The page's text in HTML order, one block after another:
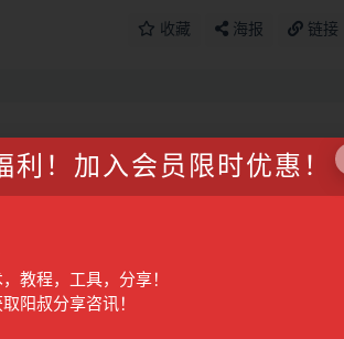
收藏 海报 链接
赔FU项目，死淘不黑号升级版，单号单次净利
快手视频带货项目第三车【已交付】
！加入会员限时优惠！
教程，工具，分享！
阳叔分享咨讯！